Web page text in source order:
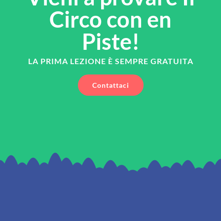
Circo con en
Piste!
LA PRIMA LEZIONE È SEMPRE GRATUITA
Contattaci